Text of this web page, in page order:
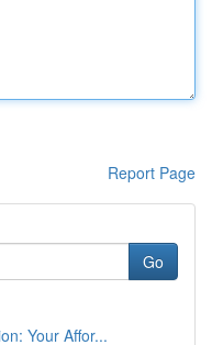
Report Page
Go
Your Affor...